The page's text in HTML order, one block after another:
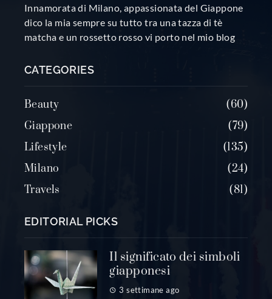
Innamorata di Milano, appassionata del Giappone
dico la mia sempre su tutto tra una tazza di tè
matcha e un rossetto rosso vi porto nel mio blog
CATEGORIES
Beauty
60
Giappone
79
Lifestyle
135
Milano
24
Travels
81
EDITORIAL PICKS
Il significato dei simboli
giapponesi
3 settimane ago